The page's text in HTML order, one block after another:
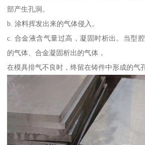
部产生孔洞。
b. 涂料挥发出来的气体侵入。
c. 合金液含气量过高，凝固时析出。当型
的气体、合金凝固析出的气体，
在模具排气不良时，终留在铸件中形成的气